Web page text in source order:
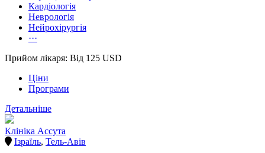
Кардіологія
Неврологія
Нейрохірургія
···
Прийом лікаря: Від 125 USD
Ціни
Програми
Детальніше
Клініка Ассута
Ізраїль, Тель-Авів